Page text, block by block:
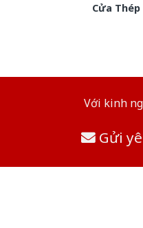
Cửa Thép
Với kinh
Gửi